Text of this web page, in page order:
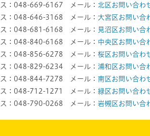
：048-669-6167 メール： 北区お問い合わ
：048-646-3168 メール： 大宮区お問い合
：048-681-6168 メール： 見沼区お問い合
：048-840-6168 メール： 中央区お問い合
：048-856-6278 メール： 桜区お問い合わ
：048-829-6234 メール： 浦和区お問い合
：048-844-7278 メール： 南区お問い合わ
：048-712-1271 メール： 緑区お問い合わ
：048-790-0268 メール： 岩槻区お問い合